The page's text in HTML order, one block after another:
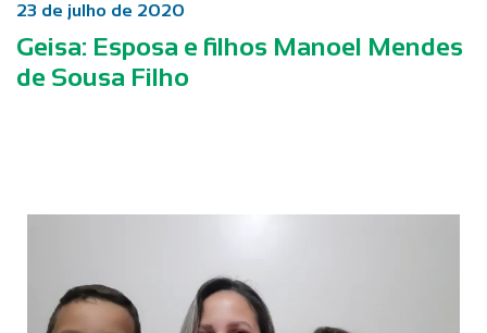
23 de julho de 2020
Geisa: Esposa e filhos Manoel Mendes
de Sousa Filho